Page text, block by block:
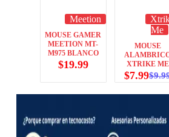
Meetion
MOUSE GAMER
MEETION MT-
M975 BLANCO
$19.99
Me
MOUSE
XTRIKE ME
$
$7.99